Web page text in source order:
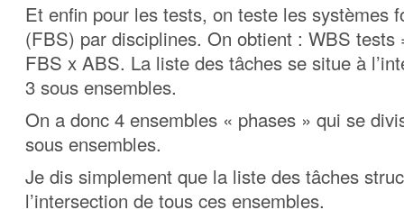
Et enfin pour les tests, on teste les systèmes
(FBS) par disciplines. On obtient : WBS tests
FBS x ABS. La liste des tâches se situe à
3 sous ensembles.
On a donc 4 ensembles « phases » qui se
sous ensembles.
Je dis simplement que la liste des tâches
l’intersection de tous ces ensembles.